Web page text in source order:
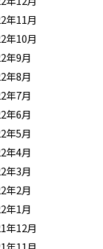
年11月
年10月
年9月
年8月
年7月
年6月
年5月
年4月
年3月
年2月
年1月
年12月